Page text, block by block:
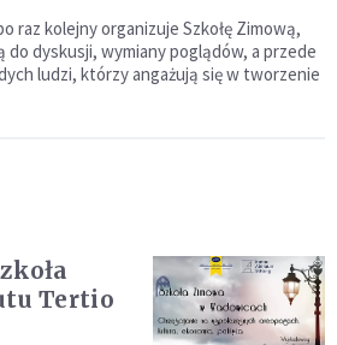
raz kolejny organizuje Szkołę Zimową,
dyskusji, wymiany poglądów, a przede
ludzi, którzy angażują się w tworzenie
Tertio